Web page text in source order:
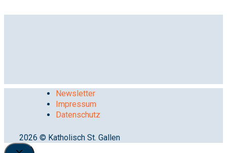
Newsletter
Impressum
Datenschutz
2026 © Katholisch St. Gallen